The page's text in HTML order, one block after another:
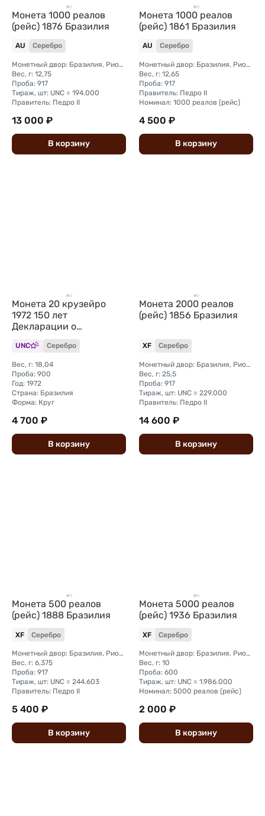
Монета 1000 реалов
(рейс) 1876 Бразилия
AU Серебро
Монетный двор: Бразилия, Рио-де-Жанейро
Вес, г: 12,75
Проба: 917
Тираж, шт: UNC = 194.000
Правитель: Педро II
13 000 ₽
В корзину
Монета 1000 реалов
(рейс) 1861 Бразилия
AU Серебро
Монетный двор: Бразилия, Рио-де-Жанейро
Вес, г: 12,65
Проба: 917
Правитель: Педро II
Номинал: 1000 реалов (рейс)
4 500 ₽
В корзину
Монета 20 крузейро
1972 150 лет
Декларации о
Независимости
Бразилия
UNC Серебро
Вес, г: 18,04
Проба: 900
Год: 1972
Страна: Бразилия
Форма: Круг
4 700 ₽
В корзину
Монета 2000 реалов
(рейс) 1856 Бразилия
XF Серебро
Монетный двор: Бразилия, Рио-де-Жанейро
Вес, г: 25,5
Проба: 917
Тираж, шт: UNC = 229.000
Правитель: Педро II
14 600 ₽
В корзину
Монета 500 реалов
(рейс) 1888 Бразилия
XF Серебро
Монетный двор: Бразилия, Рио-де-Жанейро
Вес, г: 6,375
Проба: 917
Тираж, шт: UNC = 244.603
Правитель: Педро II
5 400 ₽
В корзину
Монета 5000 реалов
(рейс) 1936 Бразилия
XF Серебро
Монетный двор: Бразилия, Рио-де-Жанейро
Вес, г: 10
Проба: 600
Тираж, шт: UNC = 1.986.000
Номинал: 5000 реалов (рейс)
2 000 ₽
В корзину